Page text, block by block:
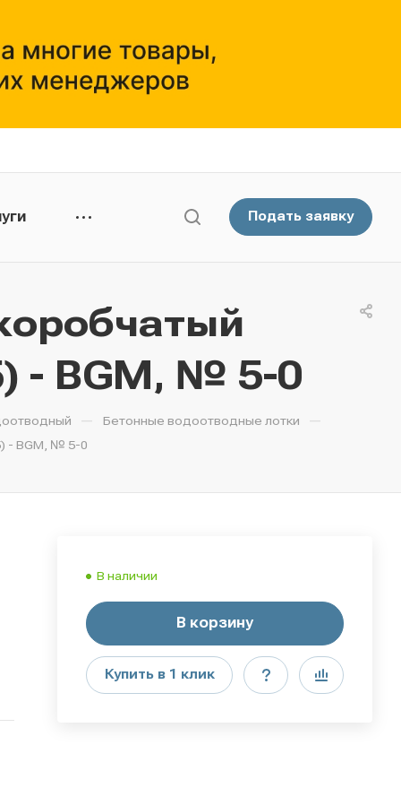
Подать заявку
- BGМ, № 5-0
— Бетонные водоотводные лотки —
- BGМ, № 5-0
В наличии
В корзину
Купить в 1 клик